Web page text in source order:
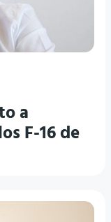
a
F-16 de